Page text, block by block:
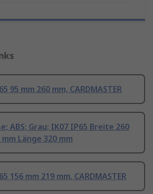
95 mm 260 mm, CARDMASTER
ABS; Grau; IK07 IP65 Breite 260
Länge 320 mm
156 mm 219 mm, CARDMASTER